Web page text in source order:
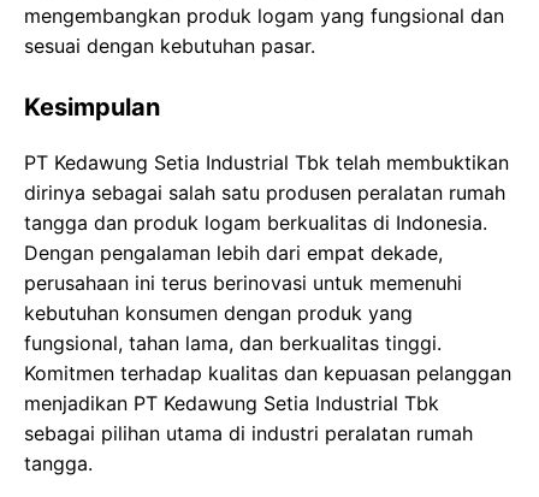
mengembangkan produk logam yang fungsional dan
sesuai dengan kebutuhan pasar.
Kesimpulan
PT Kedawung Setia Industrial Tbk telah membuktikan
dirinya sebagai salah satu produsen peralatan rumah
tangga dan produk logam berkualitas di Indonesia.
Dengan pengalaman lebih dari empat dekade,
perusahaan ini terus berinovasi untuk memenuhi
kebutuhan konsumen dengan produk yang
fungsional, tahan lama, dan berkualitas tinggi.
Komitmen terhadap kualitas dan kepuasan pelanggan
menjadikan PT Kedawung Setia Industrial Tbk
sebagai pilihan utama di industri peralatan rumah
tangga.